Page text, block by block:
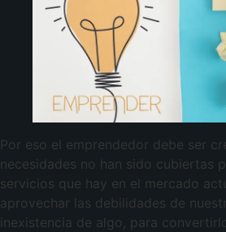
Por eso el emprendedor debe ser
necesidades no han sido cubiertas
servicios que hay en el mercado
aprovechar las debilidades de
inexistencia de algo, para